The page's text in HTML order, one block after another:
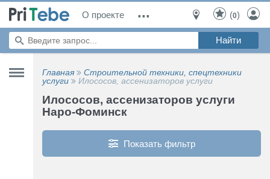
О проекте ... (0)
Главная
Строительной техники, спецтехники
услуги
Илососов, ассенизаторов услуги
Илососов, ассенизаторов услуги
Наро-Фоминск
Показать фильтр